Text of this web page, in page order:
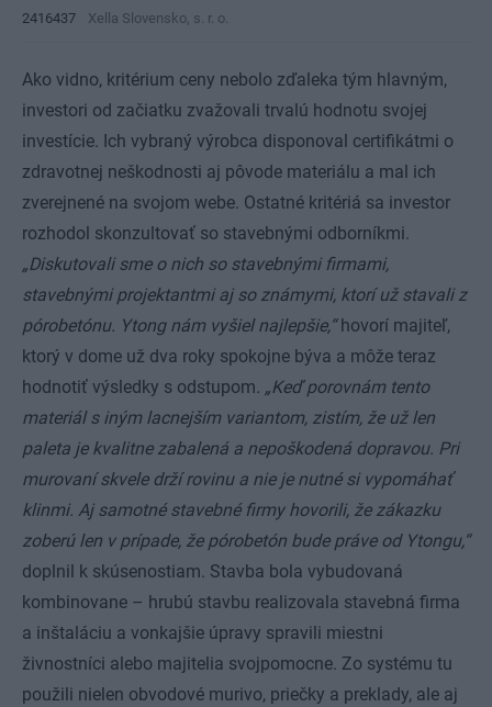
2416437 Xella Slovensko, s. r. o.
Ako vidno, kritérium ceny nebolo zďaleka tým hlavným,
investori od začiatku zvažovali trvalú hodnotu svojej
investície. Ich vybraný výrobca disponoval certifikátmi o
zdravotnej neškodnosti aj pôvode materiálu a mal ich
zverejnené na svojom webe. Ostatné kritériá sa investor
rozhodol skonzultovať so stavebnými odborníkmi.
„Diskutovali sme o nich so stavebnými firmami,
stavebnými projektantmi aj so známymi, ktorí už stavali z
pórobetónu. Ytong nám vyšiel najlepšie,“hovorí majiteľ,
ktorý v dome už dva roky spokojne býva a môže teraz
hodnotiť výsledky s odstupom. „Keď porovnám tento
materiál s iným lacnejším variantom, zistím, že už len
paleta je kvalitne zabalená a nepoškodená dopravou. Pri
murovaní skvele drží rovinu a nie je nutné si vypomáhať
klinmi. Aj samotné stavebné firmy hovorili, že zákazku
zoberú len v prípade, že pórobetón bude práve od Ytongu,“
doplnil k skúsenostiam. Stavba bola vybudovaná
kombinovane – hrubú stavbu realizovala stavebná firma
a inštaláciu a vonkajšie úpravy spravili miestni
živnostníci alebo majitelia svojpomocne. Zo systému tu
použili nielen obvodové murivo, priečky a preklady, ale aj